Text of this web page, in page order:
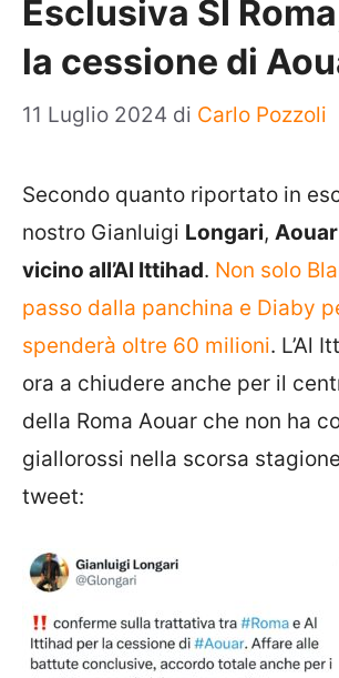
Esclusiva SI
la cessione di
11 Luglio 2024 di Carlo Pozzoli
Secondo quanto riportato in
nostro Gianluigi Longari,
vicino all’Al Ittihad. Non solo
passo dalla panchina e Diaby
spenderà oltre 60 milioni. L’Al
ora a chiudere anche per il
della Roma Aouar che non ha
giallorossi nella scorsa
tweet: